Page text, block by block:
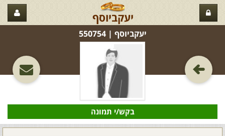
יעקביוסף
יעקביוסף‏ | 550754
בקש/י תמונה